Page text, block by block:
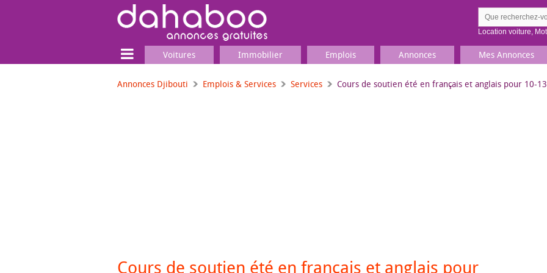
Location voiture,
Voitures Immobilier Emplois Annonces Mes Annonces
Annonces Djibouti Emplois & Services Services Cours de soutien été en français et anglais pour 10-
Cours de soutien été en français et anglais pour